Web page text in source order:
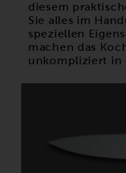
diesem
Sie alles im
speziellen
machen das
unkompliziert in